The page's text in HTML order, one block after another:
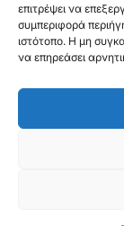
επιτρέψει να
συμπεριφορά
ιστότοπο. Η μη
να επηρεάσει
ABOUT
ΕΠΙΚΟΙΝΩΝΙΑ
Copyright